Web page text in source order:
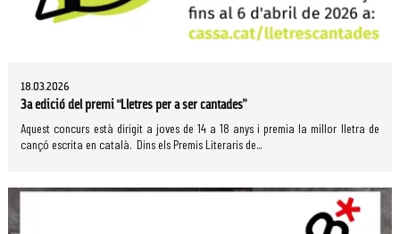
18.03.2026
3a edició del premi “Lletres per a ser cantades”
Aquest concurs està dirigit a joves de 14 a 18 anys i premia la millor lletra de
cançó escrita en català. Dins els Premis Literaris de...